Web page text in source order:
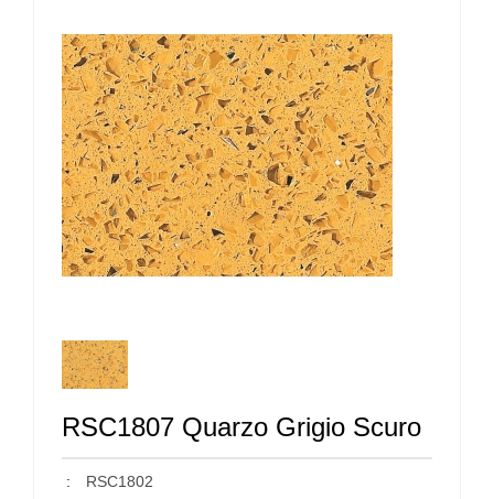
RSC1807 Quarzo Grigio Scuro
: RSC1802